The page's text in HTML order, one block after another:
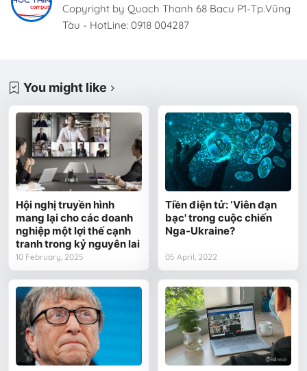
Copyright by Quach Thanh 68 Bacu P1-Tp.Vũng
Tàu - HotLine: 0918 004287
You might like
Hội nghị truyền hình
mang lại cho các doanh
nghiệp một lợi thế cạnh
tranh trong kỷ nguyên lai
10 February, 2025
Tiền điện tử: ‘Viên đạn
bạc' trong cuộc chiến
Nga-Ukraine?
05 April, 2022